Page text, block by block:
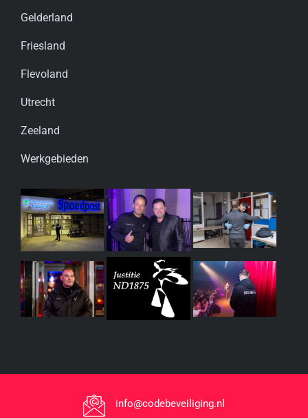
Gelderland
Friesland
Flevoland
Utrecht
Zeeland
Werkgebieden
info@codebeveiliging.nl